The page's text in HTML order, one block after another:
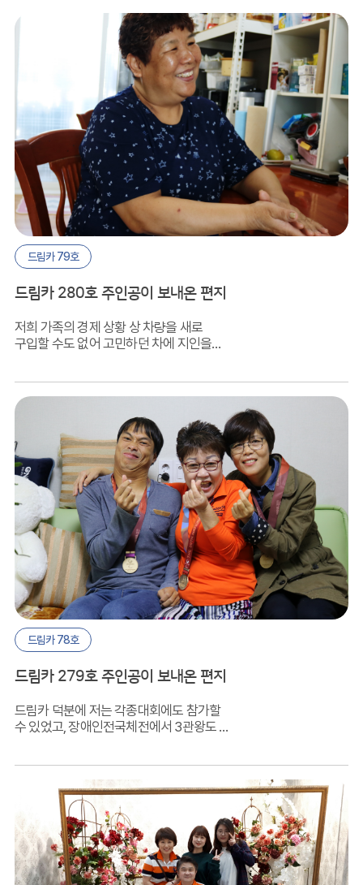
드립니다.
드림카 79호
드림카 280호 주인공이 보내온 편지
저희 가족의 경제 상황 상 차량을 새로
구입할 수도 없어 고민하던 차에 지인을
태났습니다.
드림카 78호
드림카 279호 주인공이 보내온 편지
드림카 덕분에 저는 각종대회에도 참가할
수 있었고, 장애인전국체전에서 3관왕도 할